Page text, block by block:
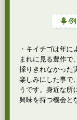
・キイチゴは年
まれに見る豊作で
採りきれなかった
楽しみにした事で
うです。身近な所
興味を持つ機会と